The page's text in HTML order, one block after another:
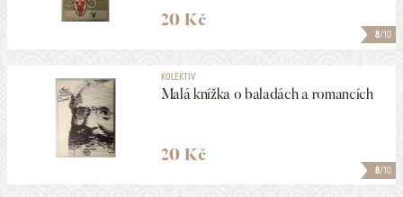
8/10
20 Kč
8/10
KOLEKTIV
Malá knížka o baladách a romancích
20 Kč